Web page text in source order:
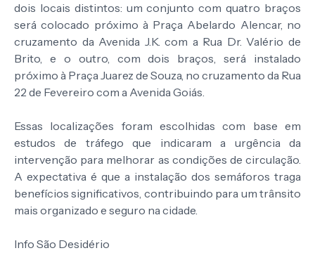
dois locais distintos: um conjunto com quatro braços
será colocado próximo à Praça Abelardo Alencar, no
cruzamento da Avenida J.K. com a Rua Dr. Valério de
Brito, e o outro, com dois braços, será instalado
próximo à Praça Juarez de Souza, no cruzamento da Rua
22 de Fevereiro com a Avenida Goiás.
Essas localizações foram escolhidas com base em
estudos de tráfego que indicaram a urgência da
intervenção para melhorar as condições de circulação.
A expectativa é que a instalação dos semáforos traga
benefícios significativos, contribuindo para um trânsito
mais organizado e seguro na cidade.
Info São Desidério